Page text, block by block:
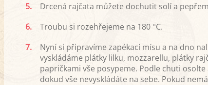
5.
Drcená rajčata můžete dochutit solí a
6.
Troubu si rozehřejeme na 180 °C.
7.
Nyní si připravíme zapékací mísu a na dno
vyskládáme plátky lilku, mozzarellu, plátky
papričkami vše posypeme. Podle chuti
dokud vše nevyskládáte na sebe. Pokud